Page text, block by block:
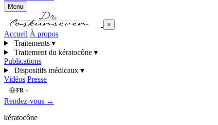
Menu
×
Accueil À propos
Traitements ▾
Traitement du kératocône ▾
Publications
Dispositifs médicaux ▾
Vidéos Presse
FR
Rendez-vous →
kératocône